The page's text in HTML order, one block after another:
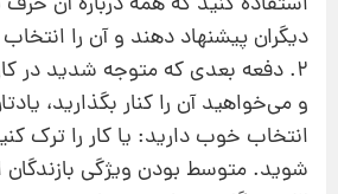
دیگران پیشنهاد دهند و آن را
2. دفعه بعدی که متوجه شدید در
و می‌خواهید آن را کنار بگذارید،
انتخاب خوب دارید: یا کار را ترک
شوید. متوسط بودن ویژگی